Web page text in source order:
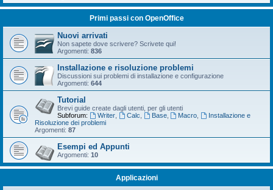
Primi passi con OpenOffice
Nuovi arrivati
Non sapete dove scrivere? Scrivete qui!
Argomenti: 836
Installazione e risoluzione problemi
Discussioni sui problemi di installazione e configurazione
Argomenti: 644
Tutorial
Brevi guide create dagli utenti, per gli utenti
Subforum:
Writer, Calc Base, Macro
Installazione e
Risoluzione dei problemi
Argomenti: 87
Esempi ed Appunti
Argomenti: 10
Applicazioni